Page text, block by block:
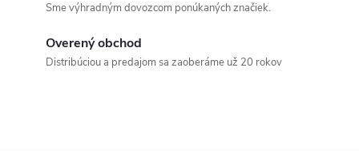
Sme výhradným dovozcom ponúkaných značiek.
Overený obchod
Distribúciou a predajom sa zaoberáme už 20 rokov